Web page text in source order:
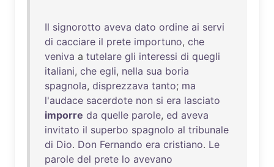
Il signorotto aveva dato ordine ai servi
di cacciare il prete importuno, che
veniva a tutelare gli interessi di quegli
italiani, che egli, nella sua boria
spagnola, disprezzava tanto; ma
l'audace sacerdote non si era lasciato
imporre da quelle parole, ed aveva
invitato il superbo spagnolo al tribunale
di Dio. Don Fernando era cristiano. Le
parole del prete lo avevano